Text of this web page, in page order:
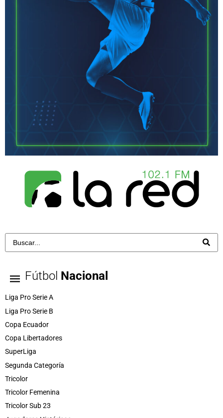
Fútbol Nacional
Liga Pro Serie A
Liga Pro Serie B
Copa Ecuador
Copa Libertadores
SuperLiga
Segunda Categoría
Tricolor
Tricolor Femenina
Tricolor Sub 23